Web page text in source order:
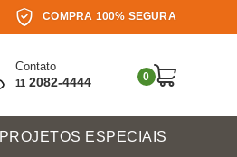
COMPRA 100% SEGURA
Contato
11 2082-4444 0
PROJETOS ESPECIAIS